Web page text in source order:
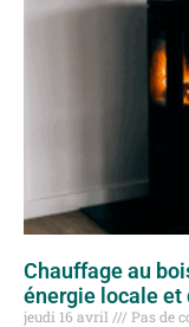
Chauffage au
énergie locale et
jeudi 16 avril
Pas de